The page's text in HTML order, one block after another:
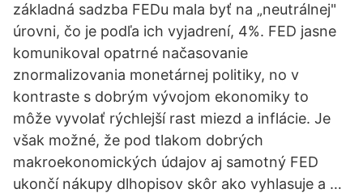
základná sadzba FEDu mala byť na „neutrálnej"
úrovni, čo je podľa ich vyjadrení, 4%. FED jasne
komunikoval opatrné načasovanie
znormalizovania monetárnej politiky, no v
kontraste s dobrým vývojom ekonomiky to
môže vyvolať rýchlejší rast miezd a inflácie. Je
však možné, že pod tlakom dobrých
makroekonomických údajov aj samotný FED
ukončí nákupy dlhopisov skôr ako vyhlasuje a …